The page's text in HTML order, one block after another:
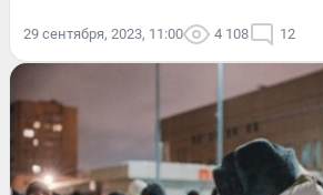
29 сентября, 2023, 11:00 4 108 12